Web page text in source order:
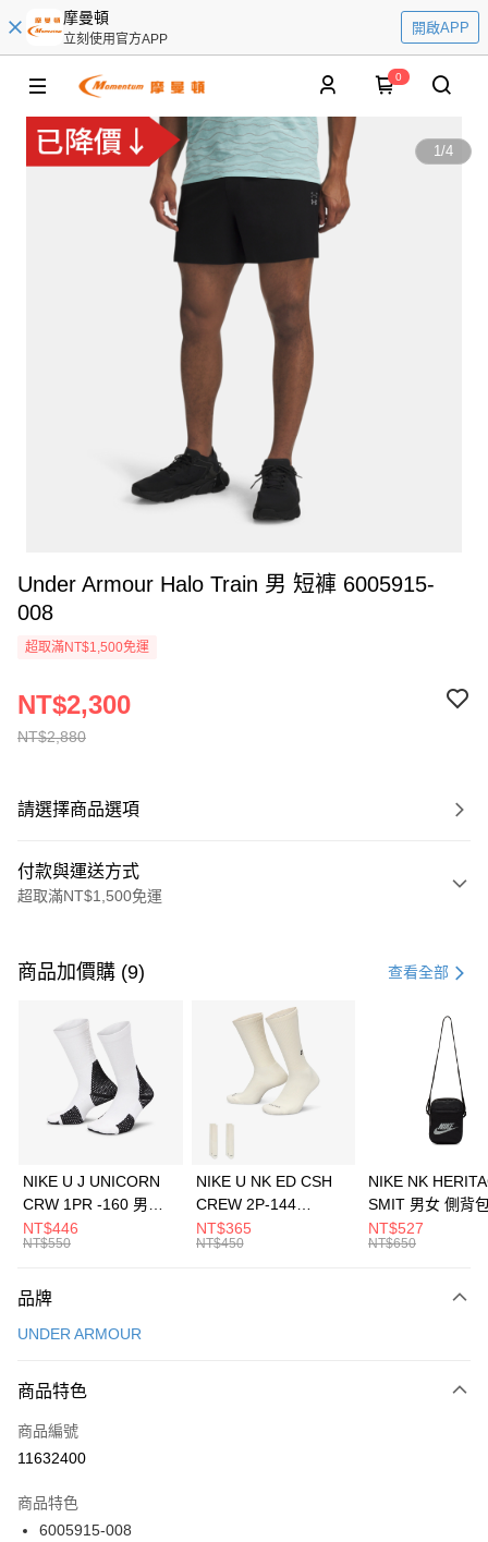
摩曼頓
立刻使用官方APP
開啟APP
0
1/4
Under Armour Halo Train 男 短褲 6005915-
008
超取滿NT$1,500免運
NT$2,880
NT$2,300
請選擇商品選項
付款與運送方式
超取滿NT$1,500免運
信用卡一次付款
3 期 0 利率 每期 21家銀行
合作金庫商業銀行
第一商業銀行
華南商業銀行
彰化商業銀行
上海商業儲蓄銀行
元大商業銀行
台灣樂天信用卡公司
Apple Pay
全盈+PAY
AFTEE先享後付
【關於「AFTEE先享後付」】
便利好安心！
３．安心：先確認商品／服務後，再付款。
【「AFTEE先享後付」結帳流程】
１．於結帳方式選擇「AFTEE先享後付」後，將跳轉至「AFTEE先享後付」
２．訂單成立數日內，您將收到繳費通知簡訊。
３．收到繳費通知簡訊後14天內，點擊此簡訊中的連結，可透過四大超商／
ATM／網路銀行／等多元方式進行付款，方視為交易完成。
運送方式
每筆NT$100，滿NT$1,500(含以上)免運費
宅配
每筆NT$100，滿NT$1,500(含以上)免運費
付款後門市自取
每筆NT$100，滿NT$1,500(含以上)免運費
商品加價購 (9) 查看全部
NIKE U J UNICORN
CRW 1PR -160 男女
中統襪 FZ3393100
NT$446
NT$550
NIKE U NK ED CSH
CREW 2P-144
EMBRDY 男女 短統襪
FZ3073133
NT$365
NT$450
NIKE NK
SMIT 男女 側背
BA5871010
NT$527
NT$650
品牌
UNDER ARMOUR
商品特色
商品編號
11632400
商品特色
6005915-008